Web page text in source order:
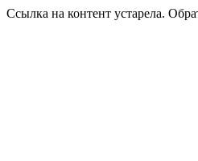
Ссылка на контент устарела.